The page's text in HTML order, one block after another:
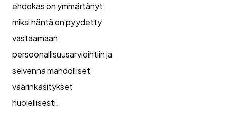
ehdokas on ymmärtänyt
miksi häntä on pyydetty
vastaamaan
persoonallisuusarviointiin ja
selvennä mahdolliset
väärinkäsitykset
huolellisesti.